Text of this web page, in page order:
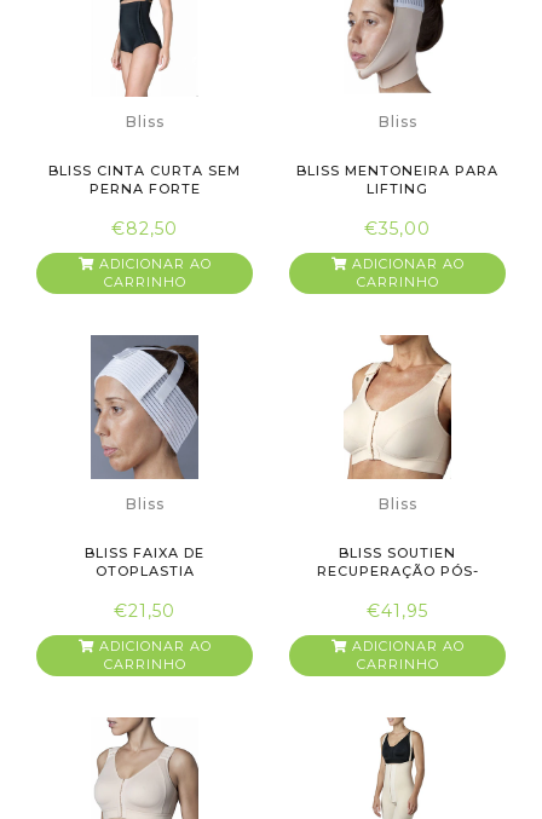
Bliss
BLISS CINTA CURTA SEM
PERNA FORTE
€82,50
ADICIONAR AO
CARRINHO
Bliss
BLISS MENTONEIRA PARA
LIFTING
€35,00
ADICIONAR AO
CARRINHO
Bliss
BLISS FAIXA DE
OTOPLASTIA
€21,50
ADICIONAR AO
CARRINHO
Bliss
BLISS SOUTIEN
RECUPERAÇÃO PÓS-
€41,95
ADICIONAR AO
CARRINHO